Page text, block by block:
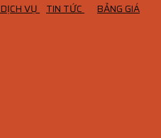
DỊCH VỤ TIN TỨC
BẢNG GIÁ